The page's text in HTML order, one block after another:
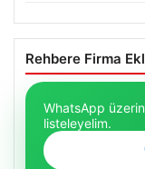
Rehbere Firma
WhatsApp
listeleyelim.